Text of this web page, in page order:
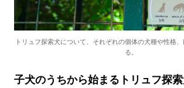
トリュフ探索犬について、それぞれの個体の犬種や性格
る。
子犬のうちから始まるトリュフ探